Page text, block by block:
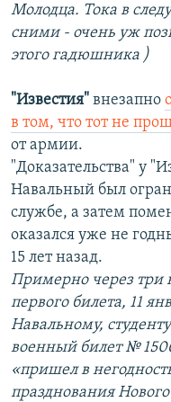
Молодца. Тока в
сними - очень уж
этого гадюшника )
"Известия" внезапно
в том, что тот не
от армии.
"Доказательства" у
Навальный был
службе, а затем
оказался уже не
15 лет назад.
Примерно через три
первого билета, 11
Навальному,
военный билет №
«пришел в
празднования